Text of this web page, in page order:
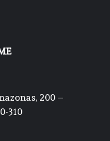
200 –
310